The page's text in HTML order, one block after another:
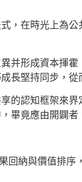
，在時光上為
并形成資本揮
長堅持同步，
的認知框架來界
畢竟應由開闢者
回納與價值排